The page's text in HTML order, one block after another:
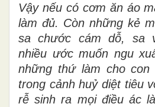
Vậy nếu có cơm ăn áo
làm đủ. Còn những kẻ
sa chước cám dỗ, sa
nhiều ước muốn ngu
những thứ làm cho con
trong cảnh huỷ diệt tiêu
rễ sinh ra mọi điều ác